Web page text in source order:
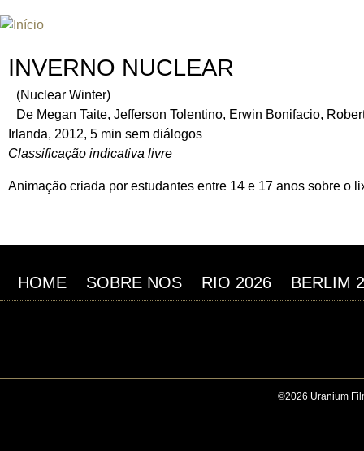
INVERNO NUCLEAR
(Nuclear Winter)
De Megan Taite, Jefferson Tolentino, Erwin Bonifacio,
Irlanda, 2012, 5 min sem diálogos
Classificação indicativa livre
Animação criada por estudantes entre 14 e 17 anos sobre o
HOME SOBRE NOS RIO 2026 BERLIM
©2026 Uranium